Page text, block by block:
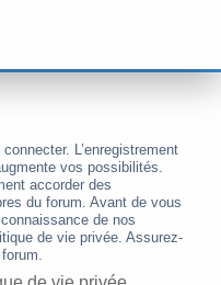
L’enregistrement
vos possibilités.
accorder des
du forum. Avant de vous
de nos
de vie privée. Assurez-